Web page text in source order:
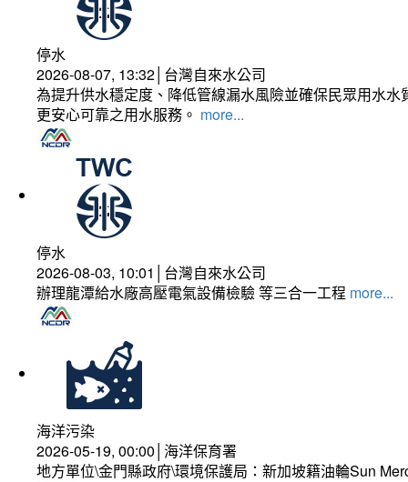
停水
2026-08-07, 13:32│台灣自來水公司
為提升供水穩定度、降低管線漏水風險並確保民眾用水
更安心可靠之用水服務。 more...
停水
2026-08-03, 10:01│台灣自來水公司
辦理龍潭給水廠高壓電氣設備檢驗 等三合一工程 more...
海洋污染
2026-05-19, 00:00│海洋保育署
地方單位\金門縣政府\環境保護局：新加坡籍油輪Sun